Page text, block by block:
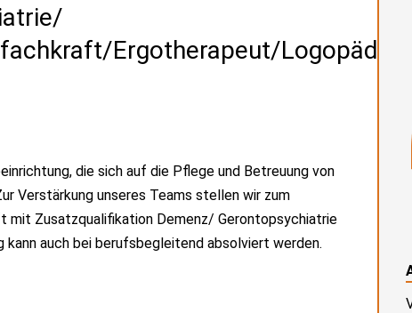
Ergotherapeut/Logopäde
die sich auf die Pflege und Betreuung von
Verstärkung unseres Teams stellen wir zum
mit Zusatzqualifikation Demenz/ Gerontopsychiatrie
auch bei berufsbegleitend absolviert werden.